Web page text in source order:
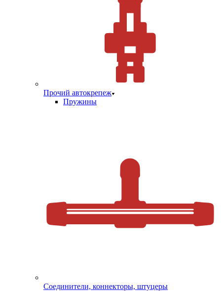
Прочий автокрепеж
Пружины
Соединители, коннекторы, штуцеры